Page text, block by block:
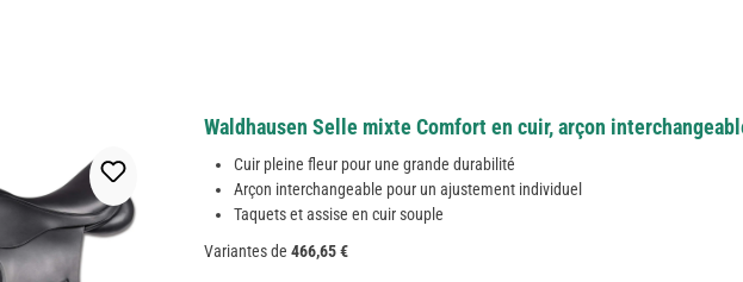
Waldhausen Selle mixte Comfort en cuir, arçon
Cuir pleine fleur pour une grande durabilité
Arçon interchangeable pour un ajustement individuel
Taquets et assise en cuir souple
Variantes de 466,65 €